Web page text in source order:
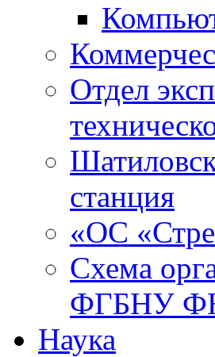
Отдел
станция
«ОС
Схема
ФГБНУ
Наука